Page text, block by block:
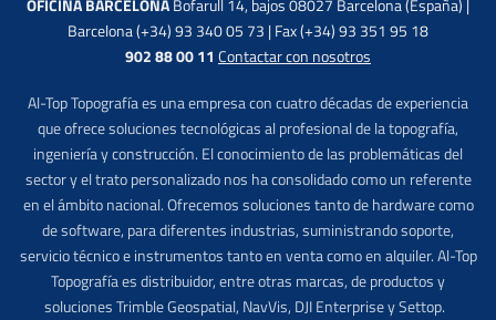
OFICINA BARCELONABofarull 14, bajos 08027 Barcelona (España) |
Barcelona (+34) 93 340 05 73 | Fax (+34) 93 351 95 18
902 88 00 11 Contactar con nosotros
Al-Top Topografía es una empresa con cuatro décadas de experiencia
que ofrece soluciones tecnológicas al profesional de la topografía,
ingeniería y construcción. El conocimiento de las problemáticas del
sector y el trato personalizado nos ha consolidado como un referente
en el ámbito nacional. Ofrecemos soluciones tanto de hardware como
de software, para diferentes industrias, suministrando soporte,
servicio técnico e instrumentos tanto en venta como en alquiler. Al-Top
Topografía es distribuidor, entre otras marcas, de productos y
soluciones Trimble Geospatial, NavVis, DJI Enterprise y Settop.